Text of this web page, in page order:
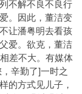
不解不良不良行
。因此，董洁变
让潘粤明去看孩
爱。欲克，董洁
差不大。 有媒体
辛勤了]一时之
的方式见儿子，